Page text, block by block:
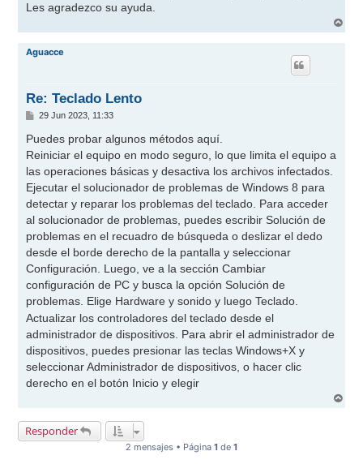
Les agradezco su ayuda.
r
Aguacce
Re: Teclado Lento
M
n
s
a
e
29 Jun 2023, 11:33
Puedes probar algunos métodos aquí.
Reiniciar el equipo en modo seguro, lo que limita el equipo a
las operaciones básicas y desactiva los archivos infectados.
Ejecutar el solucionador de problemas de Windows 8 para
detectar y reparar los problemas del teclado. Para acceder
al solucionador de problemas, puedes escribir Solución de
problemas en el recuadro de búsqueda o deslizar el dedo
desde el borde derecho de la pantalla y seleccionar
Configuración. Luego, ve a la sección Cambiar
configuración de PC y busca la opción Solución de
problemas. Elige Hardware y sonido y luego Teclado.
Actualizar los controladores del teclado desde el
administrador de dispositivos. Para abrir el administrador de
dispositivos, puedes presionar las teclas Windows+X y
seleccionar Administrador de dispositivos, o hacer clic
derecho en el botón Inicio y elegir
Responder
2 mensajes • Página 1 de 1